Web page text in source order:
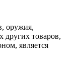
оружия,
товаров,
является